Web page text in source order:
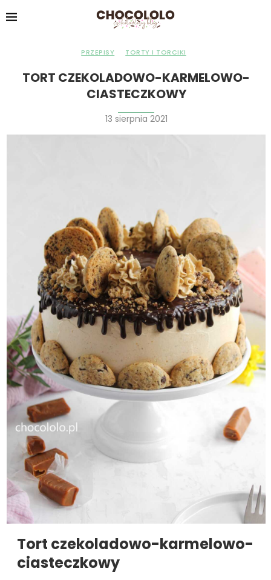
PRZEPISY TORTY I TORCIKI
TORT CZEKOLADOWO-KARMELOWO-
CIASTECZKOWY
13 sierpnia 2021
Tort czekoladowo-karmelowo-
ciasteczkowy